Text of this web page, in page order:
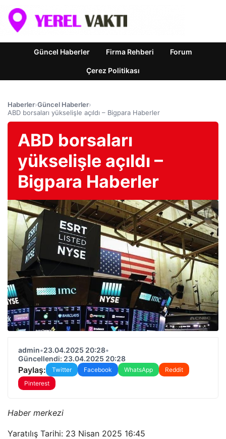
Güncel Haberler Firma Rehberi Forum
Çerez Politikası
Haberler›Güncel Haberler›
ABD borsaları yükselişle açıldı – Bigpara Haberler
ABD borsaları
yükselişle açıldı –
Bigpara Haberler
admin•23.04.2025 20:28•
Güncellendi: 23.04.2025 20:28
Paylaş: Twitter Facebook WhatsApp
Reddit
Pinterest
Haber merkezi
Yaratılış Tarihi: 23 Nisan 2025 16:45